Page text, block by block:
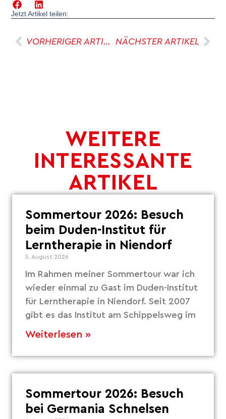
Jetzt Artikel teilen:
VORHERIGER ARTIKEL NÄCHSTER ARTIKEL
WEITERE
INTERESSANTE
ARTIKEL
Sommertour 2026: Besuch
beim Duden-Institut für
Lerntherapie in Niendorf
5. August 2026
Im Rahmen meiner Sommertour war ich
wieder einmal zu Gast im Duden-Institut
für Lerntherapie in Niendorf. Seit 2007
gibt es das Institut am Schippelsweg im
Weiterlesen »
Sommertour 2026: Besuch
bei Germania Schnelsen